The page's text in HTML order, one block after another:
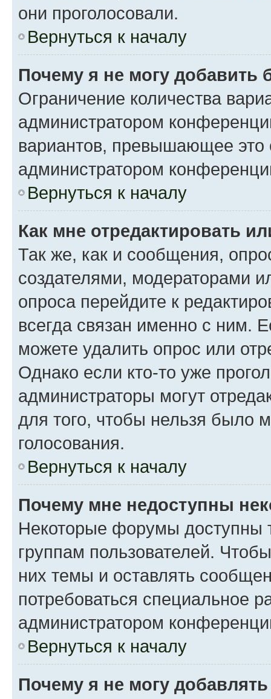
они проголосовали.
Вернуться к началу
Почему я не могу добавить
Ограничение количества
администратором
вариантов, превышающее это
администратором
Вернуться к началу
Как мне отредактировать
Так же, как и сообщения,
создателями, модераторами
опроса перейдите к
всегда связан именно с ним.
можете удалить опрос или
Однако если кто-то уже
администраторы могут
для того, чтобы нельзя было
голосования.
Вернуться к началу
Почему мне недоступны
Некоторые форумы доступны
группам пользователей.
них темы и оставлять
потребоваться специальное
администратором
Вернуться к началу
Почему я не могу